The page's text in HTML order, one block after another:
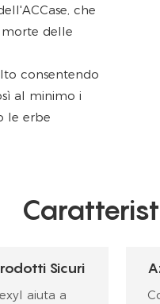
che
morte delle
consentendo
al minimo i
le erbe
Sicuri
aiuta a